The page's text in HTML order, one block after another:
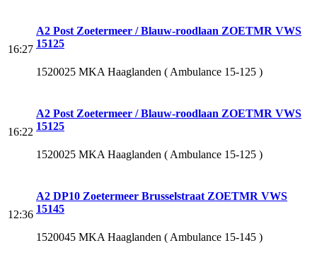
16:27
A2 Post Zoetermeer / Blauw-roodlaan ZOETMR VWS
15125
1520025 MKA Haaglanden ( Ambulance 15-125 )
16:22
A2 Post Zoetermeer / Blauw-roodlaan ZOETMR VWS
15125
1520025 MKA Haaglanden ( Ambulance 15-125 )
12:36
A2 DP10 Zoetermeer Brusselstraat ZOETMR VWS
15145
1520045 MKA Haaglanden ( Ambulance 15-145 )